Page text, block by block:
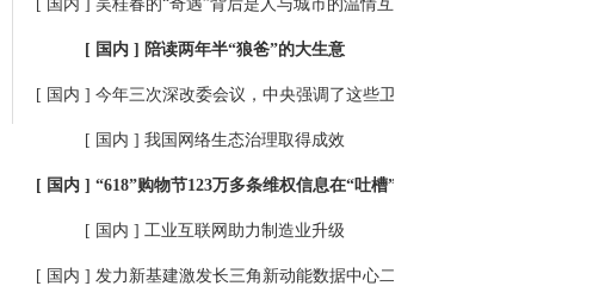
[ 国内 ] 吴桂春的“奇遇”背后是人与城市的温情互动
[ 国内 ] 陪读两年半“狼爸”的大生意
[ 国内 ] 今年三次深改委会议，中央强调了这些卫生领域重点
[ 国内 ] 我国网络生态治理取得成效
[ 国内 ] “618”购物节123万多条维权信息在“吐槽”啥
[ 国内 ] 工业互联网助力制造业升级
[ 国内 ] 发力新基建激发长三角新动能数据中心二期开建